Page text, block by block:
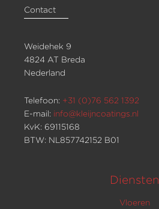
Contact
Weidehek 9
4824 AT Breda
Nederland
Telefoon: +31 (0)76 562 1392
E-mail: info@kleijncoatings.nl
KvK: 69115168
BTW: NL857742152 B01
Diensten
Vloeren